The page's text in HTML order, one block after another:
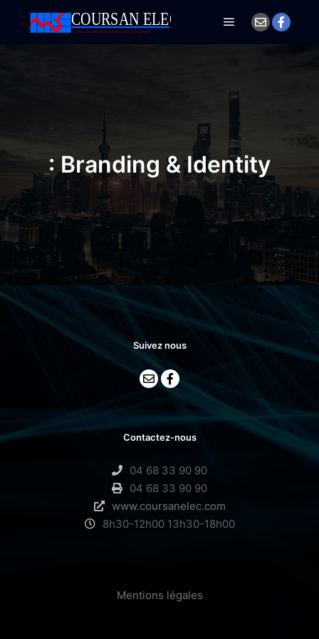
: Branding & Identity
Suivez nous
Contactez-nous
04 68 33 90 90
04 68 33 90 90
www.coursanelec.com
8h30-12h00 13h30-18h00
Mentions légales